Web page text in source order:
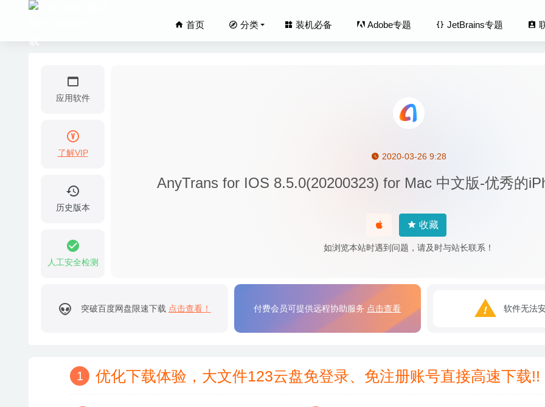
首页 分类 装机必备 Adobe专题 JetBrains专题
应用软件
了解VIP
历史版本
人工安全检测
2020-03-26 9:28
AnyTrans for IOS 8.5.0(20200323) for Mac 中文版-优秀的
收藏
如浏览本站时遇到问题，请及时与站长联系！
突破百度网盘限速下载 点击查看！ 付费会员可提供远程协助服务 点击查看 软件无法
优化下载体验，大文件123云盘免登录、免注册账号直接高速下
JProfiler 11.1.2 for Mac- 超强的JAVA应用性能分析工具 2020-03-17
Parallels Desktop Business Edition 15.1.4.47270 中文版-最好用的虚拟